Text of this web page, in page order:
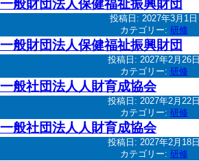
一般財団法人保健福祉振興財団
投稿日: 2027年3月1日
カテゴリー: 研修
一般財団法人保健福祉振興財団
投稿日: 2027年2月26日
カテゴリー: 研修
一般社団法人人財育成協会
投稿日: 2027年2月22日
カテゴリー: 研修
一般社団法人人財育成協会
投稿日: 2027年2月18日
カテゴリー: 研修